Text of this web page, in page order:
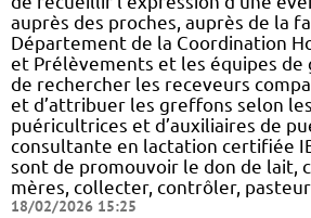
auprès des proches, auprès de la
Département de la Coordination
et Prélèvements et les équipes de
de rechercher les receveurs
et d’attribuer les greffons selon
puéricultrices et d’auxiliaires de
consultante en lactation certifiée
sont de promouvoir le don de lait,
mères, collecter, contrôler,
18/02/2026 15:25